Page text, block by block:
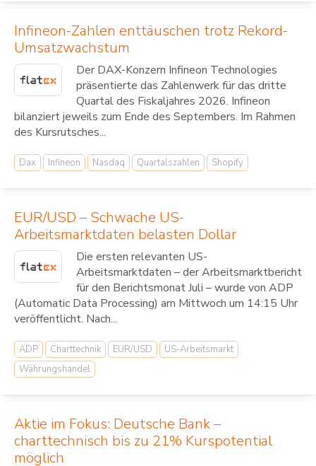
Infineon-Zahlen enttäuschen trotz Rekord-
Umsatzwachstum
Der DAX-Konzern Infineon Technologies
präsentierte das Zahlenwerk für das dritte
Quartal des Fiskaljahres 2026. Infineon
bilanziert jeweils zum Ende des Septembers. Im Rahmen
des Kursrutsches...
Dax Infineon Nasdaq Quartalszahlen Shopify
EUR/USD – Schwache US-
Arbeitsmarktdaten belasten Dollar
Die ersten relevanten US-
Arbeitsmarktdaten – der Arbeitsmarktbericht
für den Berichtsmonat Juli – wurde von ADP
(Automatic Data Processing) am Mittwoch um 14:15 Uhr
veröffentlicht. Nach...
ADP Charttechnik EUR/USD
US-Arbeitsmarkt
Währungshandel
Aktie im Fokus: Deutsche Bank –
charttechnisch bis zu 21% Kurspotential
möglich